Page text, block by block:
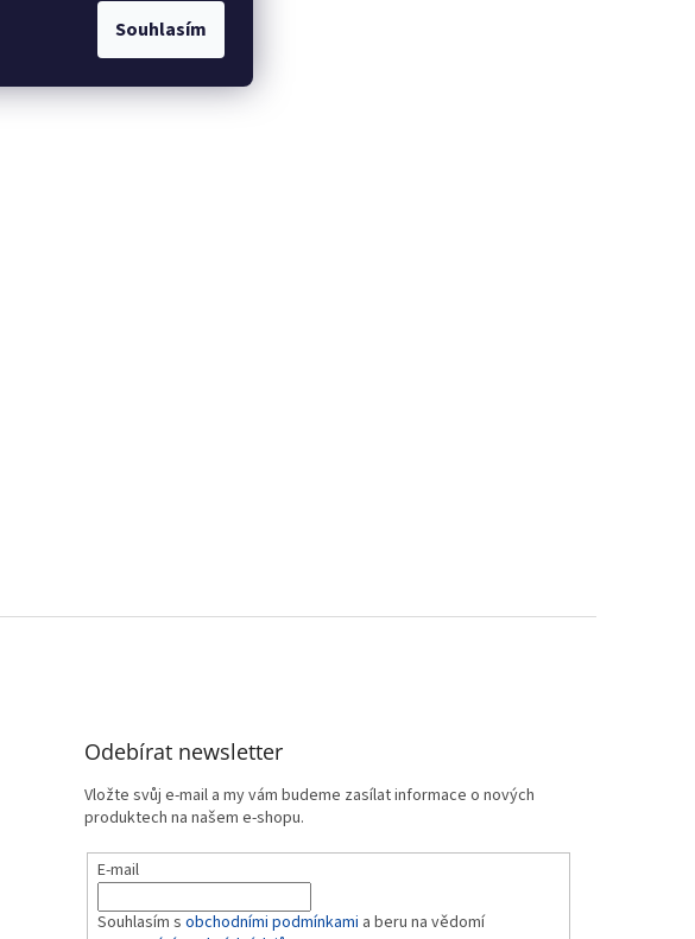
Souhlasím
Odebírat newsletter
Vložte svůj e-mail a my vám budeme zasílat informace o nových
produktech na našem e-shopu.
E-mail
Souhlasím sobchodními podmínkami a beru na vědomí